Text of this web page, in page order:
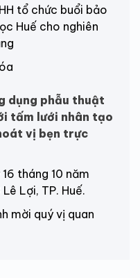
tổ chức buổi bảo
Huế cho nghiên
dụng phẫu thuật
tấm lưới nhân tạo
vị bẹn trực
tháng 10 năm
Lợi, TP. Huế.
mời quý vị quan